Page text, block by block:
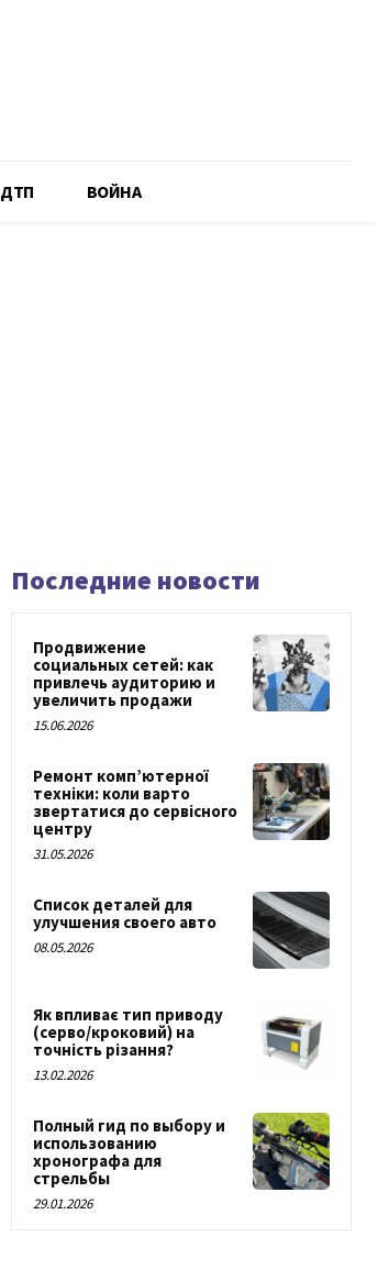
ДТП ВОЙНА
Последние новости
Продвижение
социальных сетей: как
привлечь аудиторию и
увеличить продажи
15.06.2026
Ремонт комп’ютерної
техніки: коли варто
звертатися до сервісного
центру
31.05.2026
Список деталей для
улучшения своего авто
08.05.2026
Як впливає тип приводу
(серво/кроковий) на
точність різання?
13.02.2026
Полный гид по выбору и
использованию
хронографа для
стрельбы
29.01.2026